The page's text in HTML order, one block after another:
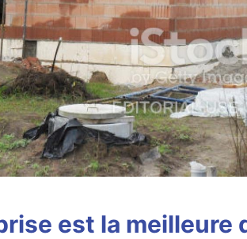
est la meilleure